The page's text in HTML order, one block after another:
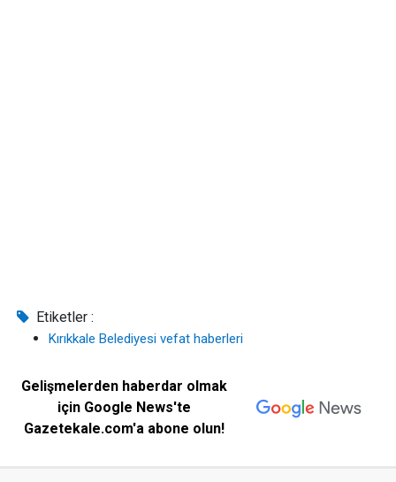
Etiketler :
Kırıkkale Belediyesi vefat haberleri
Gelişmelerden haberdar olmak
için Google News'te
Gazetekale.com'a abone olun!